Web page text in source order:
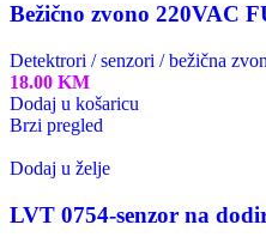
Bežično zvono 220VAC
Detektrori / senzori / bežična
18.00 KM
Dodaj u košaricu
Brzi pregled
Dodaj u želje
LVT 0754-senzor na